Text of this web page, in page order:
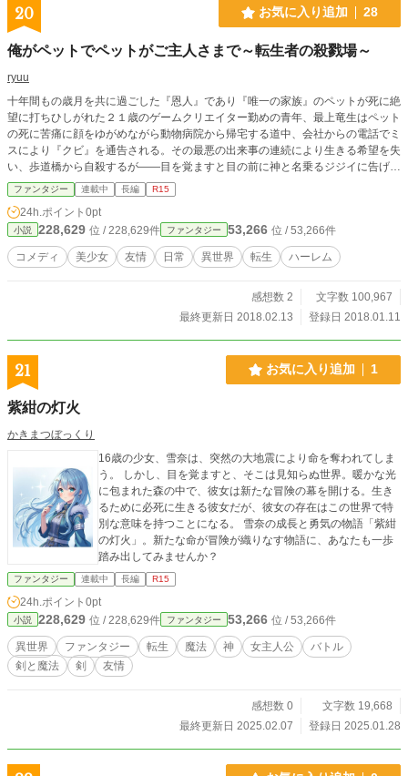
20 お気に入り追加 28
俺がペットでペットがご主人さまで～転生者の殺戮場～
ryuu
十年間もの歳月を共に過ごした『恩人』であり『唯一の家族』のペットが死に絶
望に打ちひしがれた２１歳のゲームクリエイター勤めの青年、最上竜生はペット
の死に苦痛に顔をゆがめながら動物病院から帰宅する道中、会社からの電話でミ
スにより『クビ』を通告される。その最悪の出来事の連続により生きる希望を失
い、歩道橋から自殺するが――目を覚ますと目の前に神と名乗るジジイに告げら
れた。 「人生をやり直さんか？ 新境地で。なぁに、何も心配はいらんよ。お
ぬしの願いを言えばその通りに人生のやり直しがきく」 竜生が願ったのはペ
ットと新たな境地での人生やり直しだった。 目を覚まし、新たな人生が始ま
るかと思いきや、一緒に転生したと思うペットはどこへやらどこにもいない。た
だ、膝には全裸の美少女が眠っていた！ 一体全体なぜか全裸美少女を膝枕し
ていたのだ！ 美少女は起き上がり語る「ちっ、屑のご主人さまか」と。 しば
の王族とやらに捕まり話は不穏な空気へと変わっていく。次第に戦争に巻き込ま
れて竜生は自らの力はペットたる彼女を護衛する変化の魔法の力であることやこ
な新境地で始まる命を狙われた竜生と元ペットの冒険戦争が始まる。
ファンタジー 連載中 長編 R15
24h.ポイント 0pt
小説 228,629 位 / 228,629件 ファンタジー 53,266 位 / 53,266件
コメディ 美少女 友情 日常 異世界 転生 ハーレム
感想数 2
文字数 100,967
最終更新日 2018.02.13
登録日 2018.01.11
21 お気に入り追加 1
紫紺の灯火
かきまつぼっくり
16歳の少女、雪奈は、突然の大地震により命を奪われてしま
う。 しかし、目を覚ますと、そこは見知らぬ世界。暖かな光
に包まれた森の中で、彼女は新たな冒険の幕を開ける。生き
るために必死に生きる彼女だが、彼女の存在はこの世界で特
別な意味を持つことになる。 雪奈の成長と勇気の物語「紫紺
の灯火」。新たな命が冒険が織りなす物語に、あなたも一歩
踏み出してみませんか？
ファンタジー 連載中 長編 R15
24h.ポイント 0pt
小説 228,629 位 / 228,629件 ファンタジー 53,266 位 / 53,266件
異世界 ファンタジー 転生 魔法 神 女主人公
バトル
剣と魔法
剣 友情
感想数 0
文字数 19,668
最終更新日 2025.02.07
登録日 2025.01.28